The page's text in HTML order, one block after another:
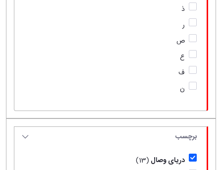
ذ
ر
ص
ع
ف
ن
برچسب
دریای وصال (13)